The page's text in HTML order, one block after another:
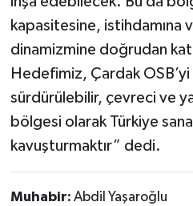
kapasitesine, istihdamına
dinamizmine doğrudan
Hedefimiz, Çardak OSB’yi
sürdürülebilir, çevreci ve
bölgesi olarak Türkiye
kavuşturmaktır” dedi.
Muhabir: Abdil Yaşaroğlu